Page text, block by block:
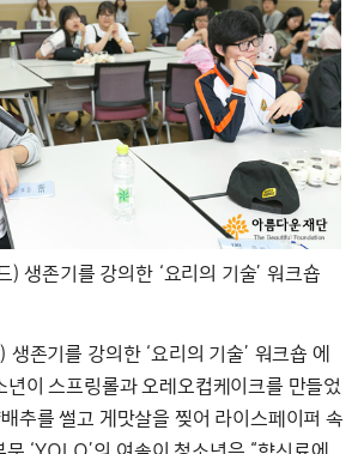
) 생존기를 강의한 ‘요리의 기술’ 워크숍
존기를 강의한 ‘요리의 기술’ 워크숍 에
이 스프링롤과 오레오컵케이크를 만들었
추를 썰고 게맛살을 찢어 라이스페이퍼 속